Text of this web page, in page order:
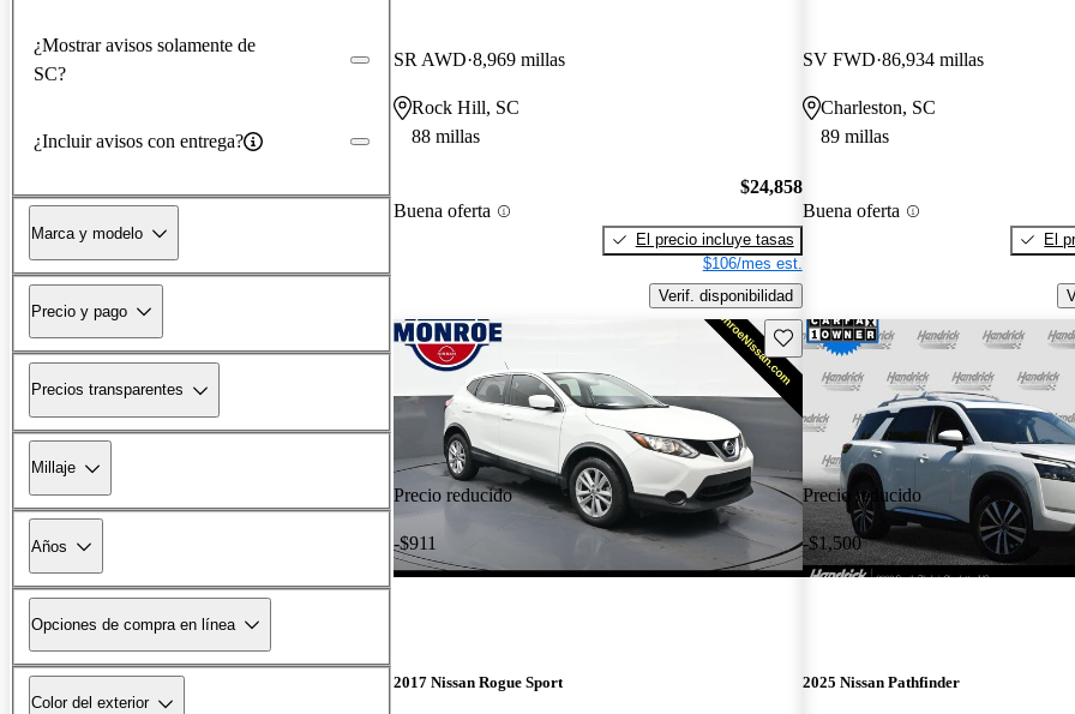
¿Mostrar avisos solamente de
SC?
¿Incluir avisos con entrega?
Marca y modelo
Precio y pago
Precios transparentes
Millaje
Años
Opciones de compra en línea
Color del exterior
SR AWD 8,969 millas
Rock Hill, SC
88 millas
Buena oferta
$24,858
El precio incluye tasas
$106/mes est.
Verif. disponibilidad
SV FWD 86,934 millas
Charleston, SC
89 millas
Buena oferta
El
Precio reducido
-$911
Guarda este Aviso
2017 Nissan Rogue Sport
Precio reducido
-$1,500
2025 Nissan Pathfinder